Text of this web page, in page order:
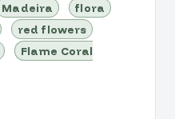
Madeira
flora
red flowers
Flame Coral